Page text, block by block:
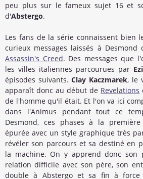
peu plus sur le fameux sujet 16 et
d'Abstergo.
Les fans de la série connaissent bien
curieux messages laissés à
Assassin's Creed. Des messages que
les villes italiennes parcourues par
épisodes suivants.Clay Kaczmarek, le
apparaît donc au début de Revelations
de l'homme qu'il était. Et l'on va ici
dans l'Animus pendant tout ce
Desmond, ces phases à la
épurée avec un style graphique très
révéler son parcours et sa destiné en
la machine. On y apprend donc son
relation difficile avec son père, son
double à Abstergo et sa fin à